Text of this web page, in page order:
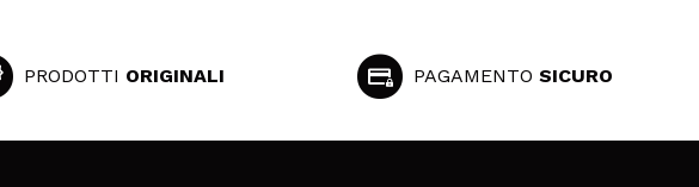
PRODOTTI ORIGINALI PAGAMENTO SICURO